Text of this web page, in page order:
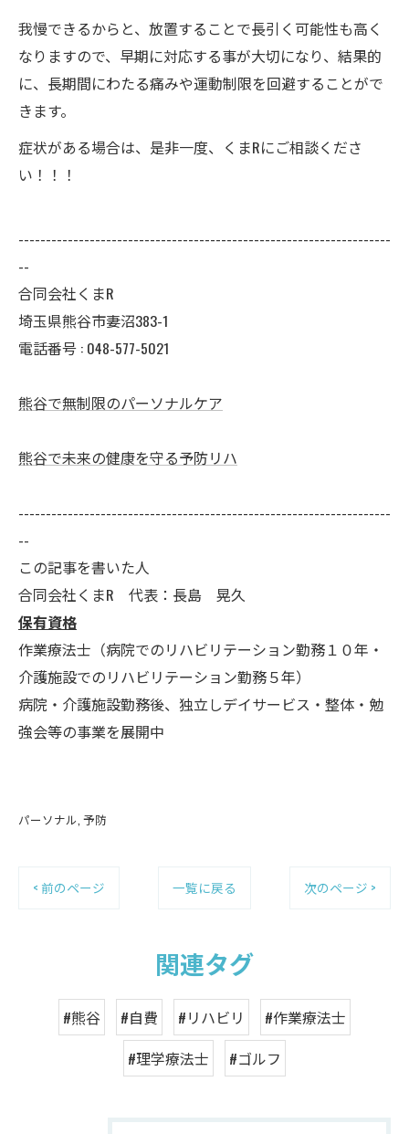
我慢できるからと、放置することで長引く可能性も高く
なりますので、早期に対応する事が大切になり、結果的
に、長期間にわたる痛みや運動制限を回避することがで
きます。
症状がある場合は、是非一度、くまRにご相談くださ
い！！！
--------------------------------------------------------------------
--
合同会社くまR
埼玉県熊谷市妻沼383-1
電話番号 : 048-577-5021
熊谷で無制限のパーソナルケア
熊谷で未来の健康を守る予防リハ
--------------------------------------------------------------------
--
この記事を書いた人
合同会社くまR 代表：長島 晃久
保有資格
作業療法士（病院でのリハビリテーション勤務１０年・
介護施設でのリハビリテーション勤務５年）
病院・介護施設勤務後、独立しデイサービス・整体・勉
強会等の事業を展開中
パーソナル 予防
< 前のページ 一覧に戻る 次のページ >
関連タグ
#熊谷 #自費 #リハビリ
#作業療法士
#理学療法士
#ゴルフ